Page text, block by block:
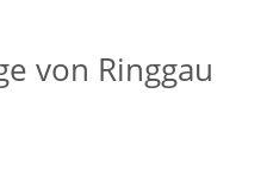
von Ringgau